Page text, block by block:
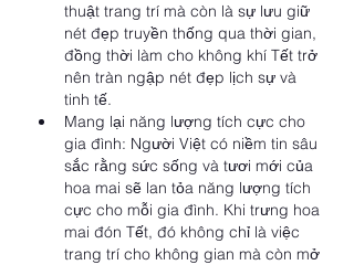
thuật trang trí mà còn là sự lưu giữ
nét đẹp truyền thống qua thời gian,
đồng thời làm cho không khí Tết trở
nên tràn ngập nét đẹp lịch sự và
tinh tế.
Mang lại năng lượng tích cực cho
gia đình: Người Việt có niềm tin sâu
sắc rằng sức sống và tươi mới của
hoa mai sẽ lan tỏa năng lượng tích
cực cho mỗi gia đình. Khi trưng hoa
mai đón Tết, đó không chỉ là việc
trang trí cho không gian mà còn mở